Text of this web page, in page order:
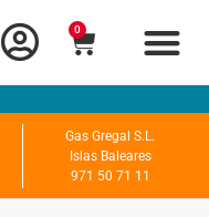
0
Gas Gregal S.L.
Islas Baleares
971 50 71 11